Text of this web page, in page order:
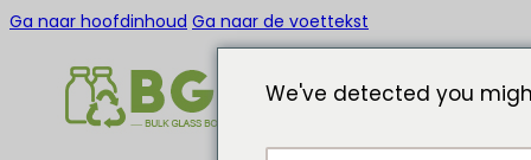
Ga naar hoofdinhoud Ga naar de voettekst
We've detected you